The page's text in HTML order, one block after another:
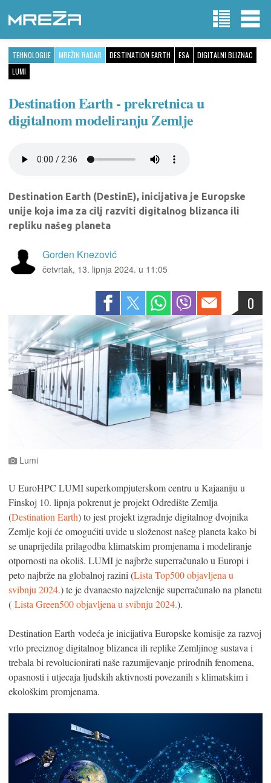
TEHNOLOGIJE MREŽIN RADAR DESTINATION EARTH ESA
DIGITALNI BLIZNAC
LUMI
Destination Earth - prekretnica u
digitalnom modeliranju Zemlje
Destination Earth (DestinE), inicijativa je Europske
unije koja ima za cilj razviti digitalnog blizanca ili
repliku našeg planeta
Gorden Knezović
četvrtak, 13. lipnja 2024. u 11:05
0
Lumi
U EuroHPC LUMI superkompjuterskom centru u Kajaaniju u
Finskoj 10. lipnja pokrenut je projekt Odredište Zemlja
(Destination Earth) to jest projekt izgradnje digitalnog dvojnika
Zemlje koji će omogućiti uvide u složenost našeg planeta kako bi
se unaprijedila prilagodba klimatskim promjenama i modeliranje
otpornosti na okoliš. LUMI je najbrže superračunalo u Europi i
peto najbrže na globalnoj razini (Lista Top500 objavljena u
svibnju 2024.) te je dvanaesto najzelenije superračunalo na planetu
( Lista Green500 objavljena u svibnju 2024.).
Destination Earth vodeća je inicijativa Europske komisije za razvoj
vrlo preciznog digitalnog blizanca ili replike Zemljinog sustava i
trebala bi revolucionirati naše razumijevanje prirodnih fenomena,
opasnosti i utjecaja ljudskih aktivnosti povezanih s klimatskim i
ekološkim promjenama.